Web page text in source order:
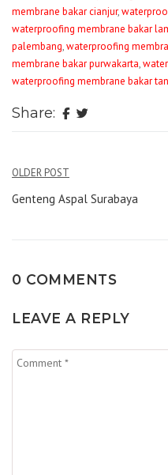
membrane bakar cianjur,
waterproofing membrane bakar
palembang,waterproofing
membrane bakar purwakarta,
waterproofing membrane bakar
Share:
Navigasi
pos
OLDER POST
Genteng Aspal Surabaya
0 COMMENTS
LEAVE A REPLY